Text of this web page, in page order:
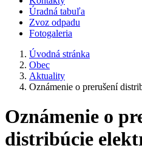
Úradná tabuľa
Zvoz odpadu
Fotogaleria
Úvodná stránka
Obec
Aktuality
Oznámenie o prerušení
Oznámenie o
distribúcie